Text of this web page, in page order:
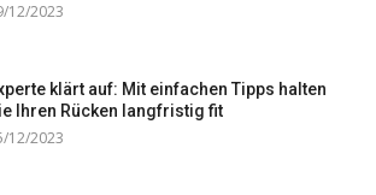
12/2023
klärt auf: Mit einfachen Tipps halten
Ihren Rücken langfristig fit
12/2023